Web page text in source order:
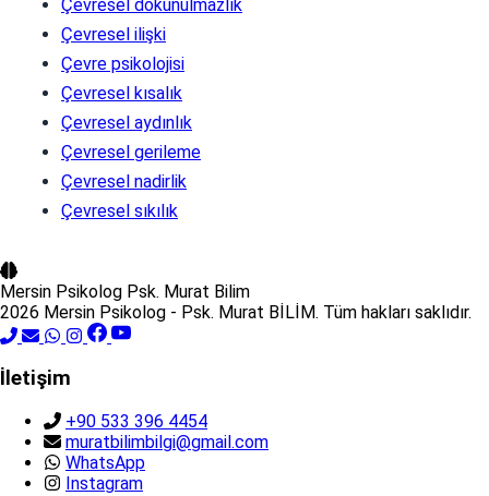
Çevresel dokunulmazlık
Çevresel ilişki
Çevre psikolojisi
Çevresel kısalık
Çevresel aydınlık
Çevresel gerileme
Çevresel nadirlik
Çevresel sıkılık
Mersin Psikolog Psk. Murat Bilim
2026 Mersin Psikolog - Psk. Murat BİLİM. Tüm hakları saklıdır.
İletişim
+90 533 396 4454
muratbilimbilgi@gmail.com
WhatsApp
Instagram